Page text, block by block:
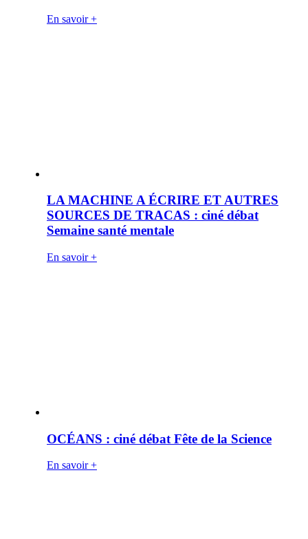
En savoir +
LA MACHINE A ÉCRIRE ET AUTRES
SOURCES DE TRACAS : ciné débat
Semaine santé mentale
En savoir +
OCÉANS : ciné débat Fête de la Science
En savoir +